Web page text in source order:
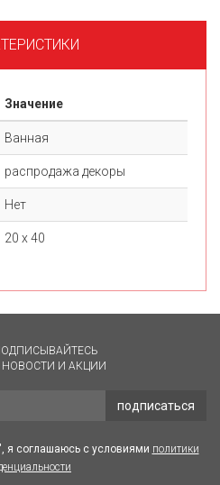
Значение
Ванная
распродажа декоры
Нет
20 х 40
НОВОСТИ И АКЦИИ
подписаться
я соглашаюсь с условиями политики